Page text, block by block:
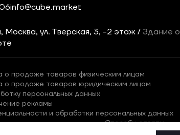
info@cube.market
Москва, ул. Тверская, 3, -2 этаж / Здание
о продаже товаров физическим лицам
о продаже товаров юридическим лицам
персональных данных
рекламы
и обработки персональных данных
Способы оплаты